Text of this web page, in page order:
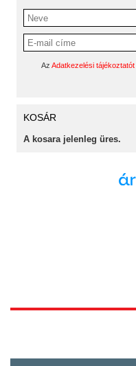
Az Adatkezelési tájékoztatót
KOSÁR
A kosara jelenleg üres.